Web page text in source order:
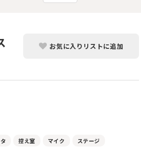
お気に入りリストに追加
控え室 マイク
ステージ